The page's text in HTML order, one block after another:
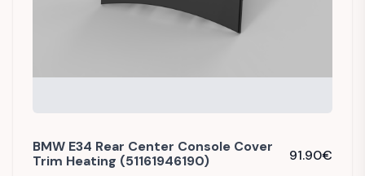
BMW E34 Rear Center Console Cover
Trim Heating (51161946190)
91.90€